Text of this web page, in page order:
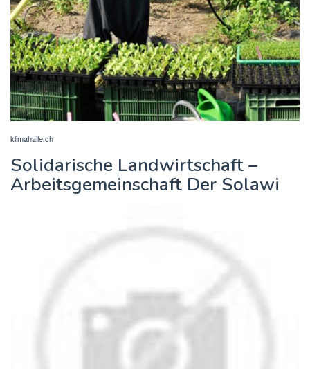
klimahalle.ch
Solidarische Landwirtschaft –
Arbeitsgemeinschaft Der Solawi